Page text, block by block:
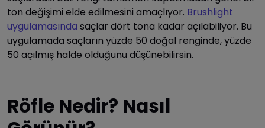
ton değişimi elde edilmesini amaçlıyor. Brushlight
uygulamasında saçlar dört tona kadar açılabiliyor. Bu
uygulamada saçların yüzde 50 doğal renginde, yüzde
50 açılmış halde olduğunu düşünebilirsin.
Röfle Nedir? Nasıl